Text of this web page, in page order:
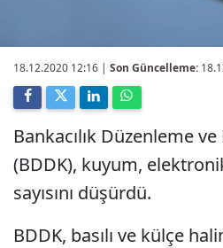
18.12.2020 12:16 | Son Güncelleme:
Bankacılık Düzenleme
(BDDK), kuyum,
sayısını düşürdü.
BDDK, basılı ve külçe